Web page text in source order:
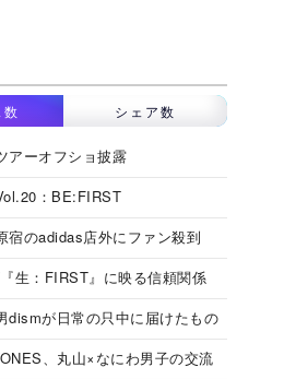
シェア数
アーオフショ披露
：BE:FIRST
宿のadidas店外にファン殺到
生：FIRST』に映る信頼関係
dismが日常の只中に届けたもの
、丸山×なにわ男子の交流